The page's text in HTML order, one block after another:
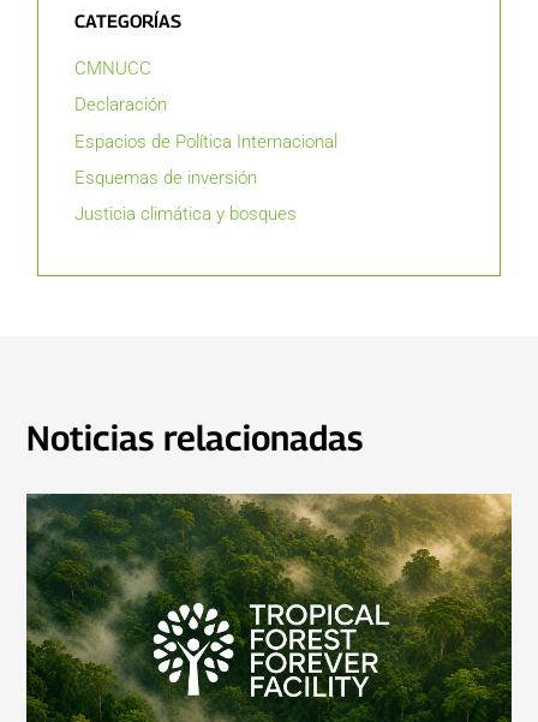
CATEGORÍAS
CMNUCC
Declaración
Espacios de Política Internacional
Esquemas de inversión
Justicia climática y bosques
Noticias relacionadas